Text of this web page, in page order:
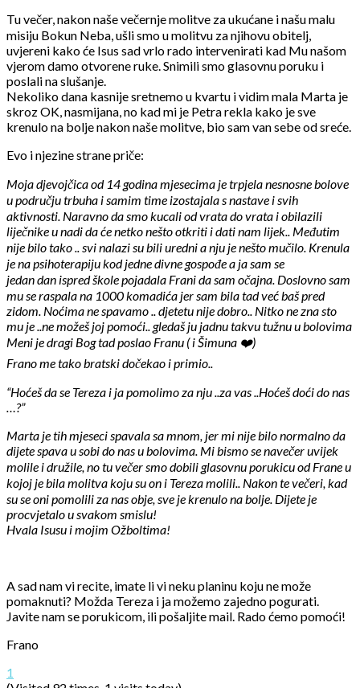
Tu večer, nakon naše večernje molitve za ukućane i našu malu
misiju Bokun Neba, ušli smo u molitvu za njihovu obitelj,
uvjereni kako će Isus sad vrlo rado intervenirati kad Mu našom
vjerom damo otvorene ruke. Snimili smo glasovnu poruku i
poslali na slušanje.
Nekoliko dana kasnije sretnemo u kvartu i vidim mala Marta je
skroz OK, nasmijana, no kad mi je Petra rekla kako je sve
krenulo na bolje nakon naše molitve, bio sam van sebe od sreće.
Evo i njezine strane priče:
Moja djevojčica od 14 godina mjesecima je trpjela nesnosne bolove
u području trbuha i samim time izostajala s nastave i svih
aktivnosti. Naravno da smo kucali od vrata do vrata i obilazili
liječnike u nadi da će netko nešto otkriti i dati nam lijek.. Međutim
nije bilo tako .. svi nalazi su bili uredni a nju je nešto mučilo. Krenula
je na psihoterapiju kod jedne divne gospođe a ja sam se
jedan dan ispred škole pojadala Frani da sam očajna. Doslovno sam
mu se raspala na 1000 komadića jer sam bila tad već baš pred
zidom. Noćima ne spavamo .. djetetu nije dobro.. Nitko ne zna sto
mu je ..ne možeš joj pomoći.. gledaš ju jadnu takvu tužnu u bolovima
Meni je dragi Bog tad poslao Franu ( i Šimuna ❤️)
Frano me tako bratski dočekao i primio..
“Hoćeš da se Tereza i ja pomolimo za nju ..za vas ..Hoćeš doći do nas
…?”
Marta je tih mjeseci spavala sa mnom, jer mi nije bilo normalno da
dijete spava u sobi do nas u bolovima. Mi bismo se navečer uvijek
molile i družile, no tu večer smo dobili glasovnu porukicu od Frane u
kojoj je bila molitva koju su on i Tereza molili.. Nakon te večeri, kad
su se oni pomolili za nas obje, sve je krenulo na bolje. Dijete je
procvjetalo u svakom smislu!
Hvala Isusu i mojim Ožboltima!
A sad nam vi recite, imate li vi neku planinu koju ne može
pomaknuti? Možda Tereza i ja možemo zajedno pogurati.
Javite nam se porukicom, ili pošaljite mail. Rado ćemo pomoći!
Frano
1